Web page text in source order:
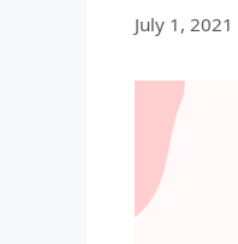
July 1, 2021